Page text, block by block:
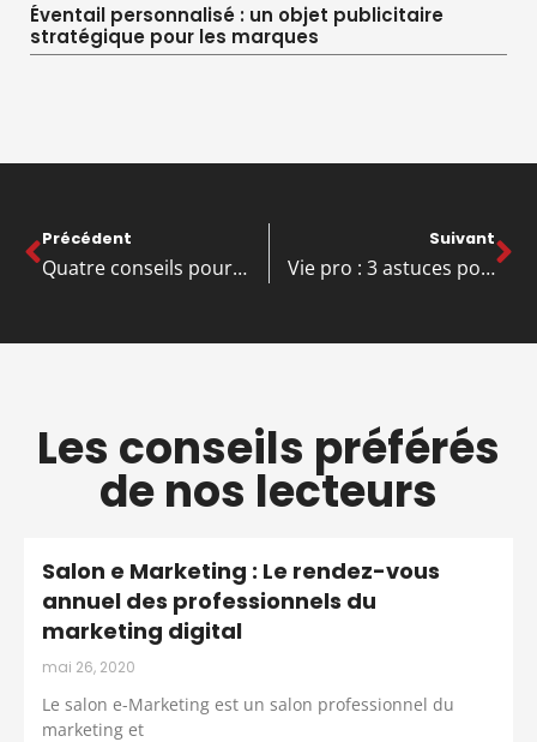
Éventail personnalisé : un objet publicitaire
stratégique pour les marques
Précédent
Quatre conseils pour vous aider à créer et à gérer votre force commerciale mobile
Suivant
Vie pro : 3 astuces pour être en bonne santé au travail
Les conseils préférés
de nos lecteurs
Salon e Marketing : Le rendez-vous
annuel des professionnels du
marketing digital
mai 26, 2020
Le salon e-Marketing est un salon professionnel du
marketing et